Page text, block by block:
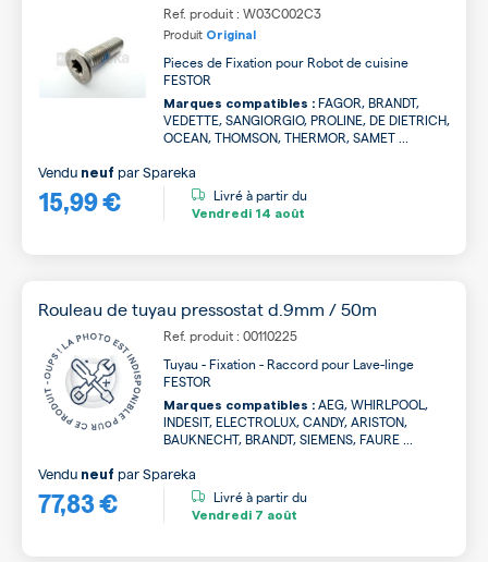
Ref. produit : W03C002C3
Produit Original
Pieces de Fixation pour Robot de cuisine
FESTOR
Marques compatibles : FAGOR, BRANDT,
VEDETTE, SANGIORGIO, PROLINE, DE DIETRICH,
OCEAN, THOMSON, THERMOR, SAMET ...
15,99 €
Vendu neuf parSpareka
Livré à partir du
Vendredi 14 août
Rouleau de tuyau pressostat d.9mm / 50m
Ref. produit : 00110225
Tuyau - Fixation - Raccord pour Lave-linge
FESTOR
Marques compatibles : AEG, WHIRLPOOL,
INDESIT, ELECTROLUX, CANDY, ARISTON,
BAUKNECHT, BRANDT, SIEMENS, FAURE ...
77,83 €
Vendu neuf parSpareka
Livré à partir du
Vendredi 7 août